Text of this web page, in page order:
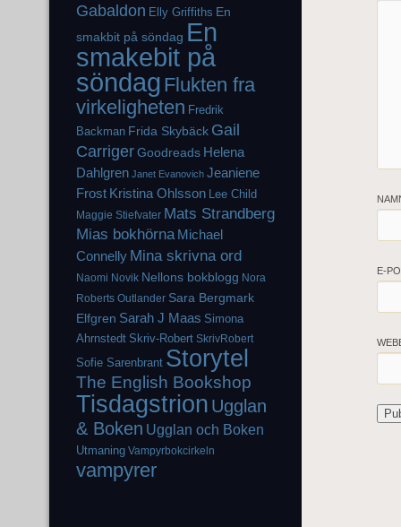
E-
Gabaldon Elly Griffiths En
smakbit på söndag En
smakebit på
söndag Flukten fra
virkeligheten Fredrik
Backman Frida Skybäck Gail
CarrigerGoodreads Helena
Dahlgren Janet Evanovich Jeaniene
Frost Kristina Ohlsson Lee Child
Maggie Stiefvater Mats Strandberg
Mias bokhörna Michael
Connelly Mina skrivna ord
Naomi Novik Nellons bokblogg Nora
Roberts Outlander Sara Bergmark
Elfgren Sarah J Maas Simona
Ahrnstedt Skriv-Robert SkrivRobert
Sofie Sarenbrant Storytel
The English Bookshop
Tisdagstrion Ugglan
& Boken Ugglan och Boken
Utmaning Vampyrbokcirkeln
vampyrer